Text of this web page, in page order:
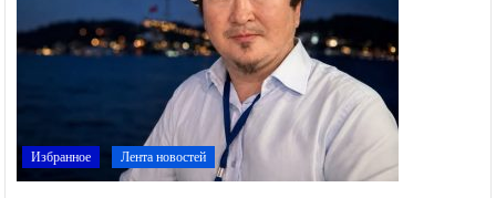
Избранное Лента новостей